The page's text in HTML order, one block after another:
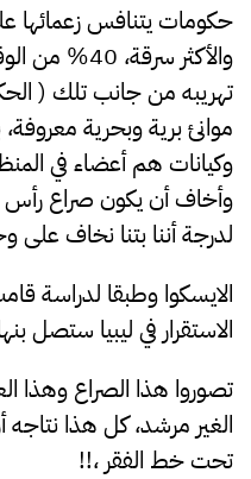
حكومات يتنافس زعمائها
والأكثر
تهريبه من جانب تلك (
موانئ برية وبحرية
وكيانات هم أعضاء في
وأخاف أن يكون صراع رأس
لدرجة أننا بتنا نخاف على
الايسكوا وطبقا لدراسة
الاستقرار في ليبيا ستصل بنهاية 2025 إلى تريليون
تصوروا هذا الصراع وهذا
تحت خط الفقر ،!!